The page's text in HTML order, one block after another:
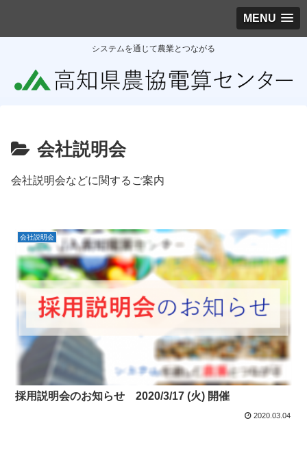
MENU
システムを通じて農業とつながる
会社説明会
会社説明会などに関するご案内
会社説明会
採用説明会のお知らせ 2020/3/17 (火) 開催
2020.03.04